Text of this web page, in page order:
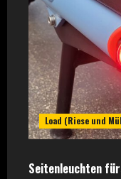
Load (Riese und
Seitenleuchten